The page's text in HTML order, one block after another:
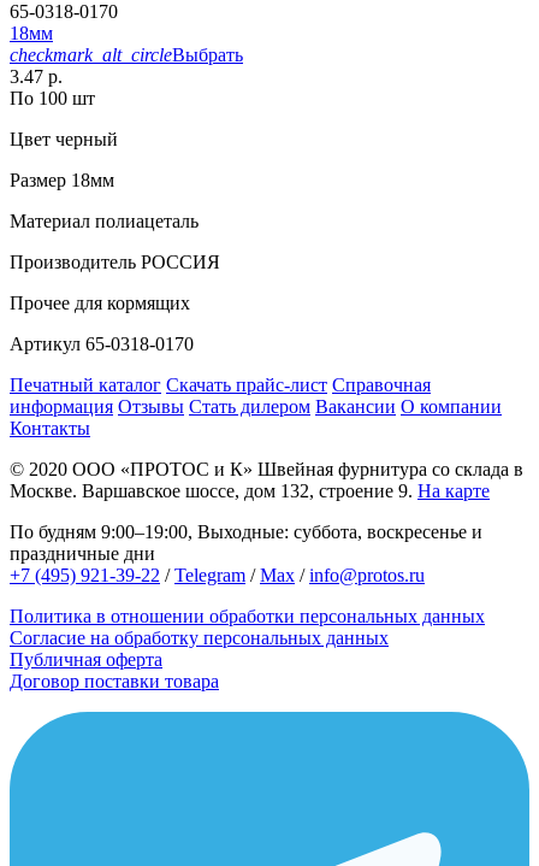
65-0318-0170
18мм
checkmark_alt_circleВыбрать
3.47 р.
По 100 шт
Цвет черный
Размер 18мм
Материал полиацеталь
Производитель РОССИЯ
Прочее для кормящих
Артикул 65-0318-0170
Печатный каталог Скачать прайс-лист Справочная
информация Отзывы Стать дилером Вакансии О компании
Контакты
© 2020 ООО «ПРОТОС и К» Швейная фурнитура со склада в
Москве. Варшавское шоссе, дом 132, строение 9. На карте
По будням 9:00–19:00, Выходные: суббота, воскресенье и
праздничные дни
+7 (495) 921-39-22 /Telegram /Max /info@protos.ru
Политика в отношении обработки персональных данных
Согласие на обработку персональных данных
Публичная оферта
Договор поставки товара